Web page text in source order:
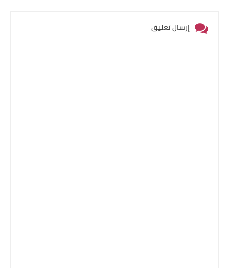
إرسال تعليق